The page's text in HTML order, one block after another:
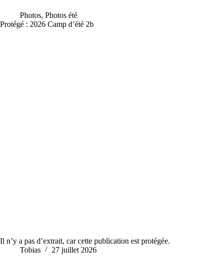
Photos, Photos été
Protégé : 2026 Camp d’été 2b
Il n’y a pas d’extrait, car cette publication est protégée.
Tobias
27 juillet 2026